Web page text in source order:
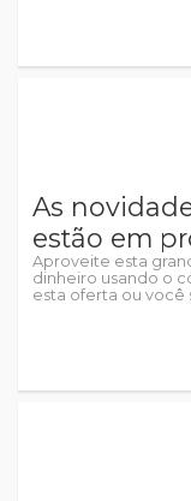
As
estão em
Aproveite esta
dinheiro usando o
esta oferta ou você